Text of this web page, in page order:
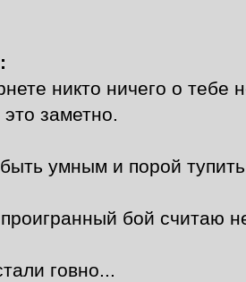
никто ничего о тебе
заметно.
умным и порой
бой считаю
говно...